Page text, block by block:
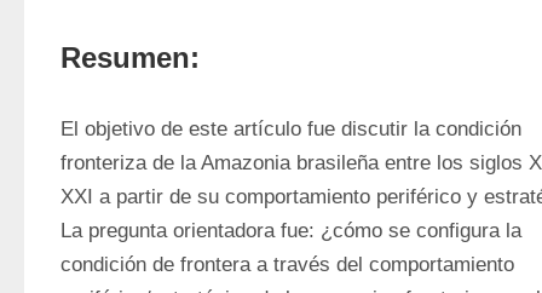
Resumen:
El objetivo de este artículo fue discutir la condición
fronteriza de la Amazonia brasileña entre los siglos
XXI a partir de su comportamiento periférico y
La pregunta orientadora fue: ¿cómo se configura la
condición de frontera a través del comportamiento